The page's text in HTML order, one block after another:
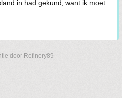
in had gekund, want ik moet
door Refinery89